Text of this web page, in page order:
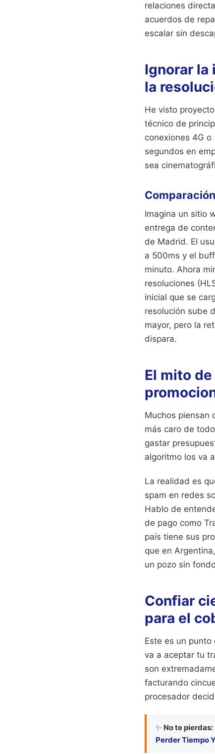
relaciones
acuerdos de
escalar sin
Ignorar la
la
He visto
técnico de
conexiones 4G
segundos en
sea
Imagina un sitio
entrega de
de Madrid. El
a 500ms y el
minuto. Ahora
resoluciones
inicial que se
resolución sube
mayor, pero la
dispara.
El mito
Muchos piensan
más caro de
gastar
algoritmo los va
La realidad es
spam en redes
Hablo de
de pago como
país tiene sus
que en
un pozo sin
Confiar
para el
Este es un
va a aceptar tu
son
facturando
procesador
✨ No te pierdas:
Perder Tiempo